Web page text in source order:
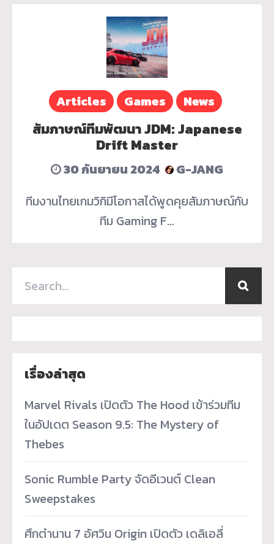
Articles Games News
สัมภาษณ์ทีมพัฒนา JDM: Japanese
Drift Master
30 กันยายน 2024
G-JANG
ทีมงานไทยเกมวิกิมีโอกาสได้พูดคุยสัมภาษณ์กับ
ทีม Gaming F…
เรื่องล่าสุด
Marvel Rivals เปิดตัว The Hood เข้าร่วมทีม
ในอัปเดต Season 9.5: The Mystery of
Thebes
Sonic Rumble Party จัดอีเวนต์ Clean
Sweepstakes
ศึกตำนาน 7 อัศวิน Origin เปิดตัว เดลิเอลี่